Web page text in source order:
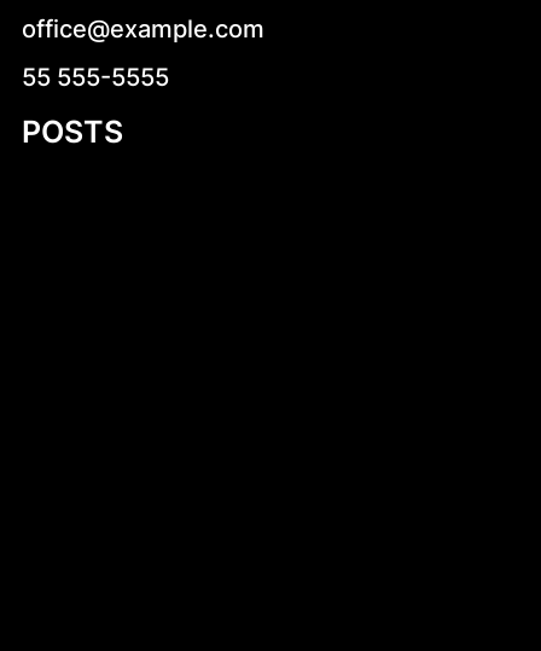
office@example.com
55 555-5555
POSTS